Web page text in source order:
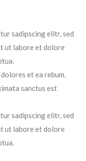
sadipscing elitr, sed
ut labore et dolore
et ea rebum.
sanctus est
sadipscing elitr, sed
ut labore et dolore